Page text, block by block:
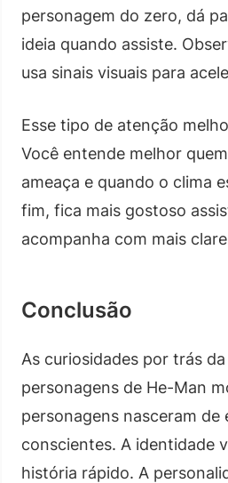
personagem do zero, dá
ideia quando assiste.
usa sinais visuais para
Esse tipo de atenção
Você entende melhor
ameaça e quando o clima
fim, fica mais gostoso
acompanha com mais
Conclusão
As curiosidades por trás
personagens de He-Man
personagens nasceram de
conscientes. A identidade
história rápido. A